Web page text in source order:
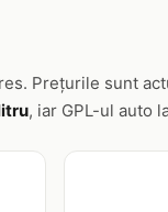
Prețurile sunt
, iar GPL-ul auto